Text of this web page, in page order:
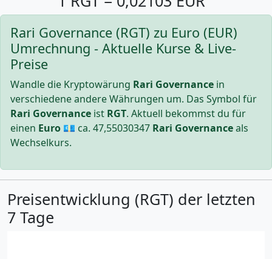
Rari Governance (RGT) zu Euro (EUR)
Umrechnung - Aktuelle Kurse & Live-
Preise
Wandle die Kryptowärung Rari Governance in
verschiedene andere Währungen um. Das Symbol für
Rari Governance ist RGT. Aktuell bekommst du für
einen Euro 💶 ca. 47,55030347 Rari Governanceals
Wechselkurs.
Preisentwicklung (RGT) der letzten
7 Tage